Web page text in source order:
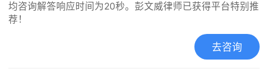
均咨询解答响应时间为20秒。彭文威律师已获得平台特别推
荐！
去咨询